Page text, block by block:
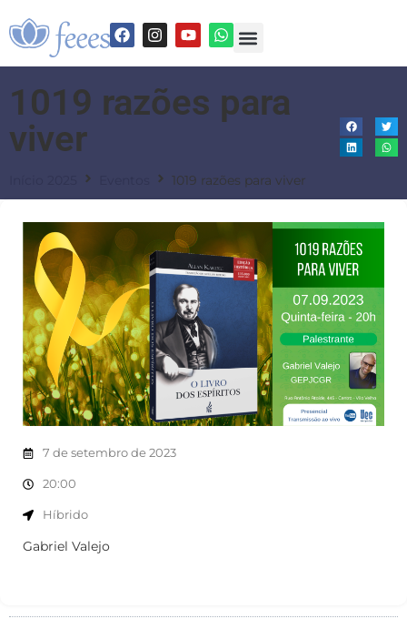
1019 razões para
viver
1019 razões para viver
7 de setembro de 2023
20:00
Híbrido
Gabriel Valejo